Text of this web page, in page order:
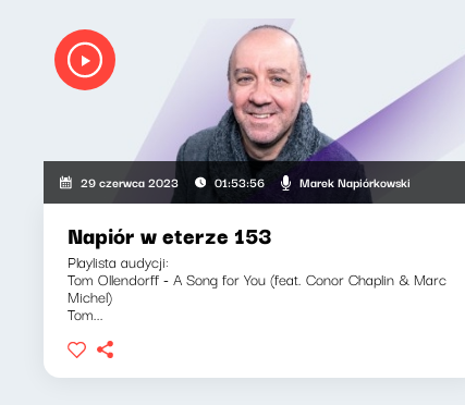
29 czerwca 2023 01:53:56 Marek Napiórkowski
Napiór w eterze 153
Playlista audycji:
Tom Ollendorff - A Song for You (feat. Conor Chaplin & Marc
Michel)
Tom...